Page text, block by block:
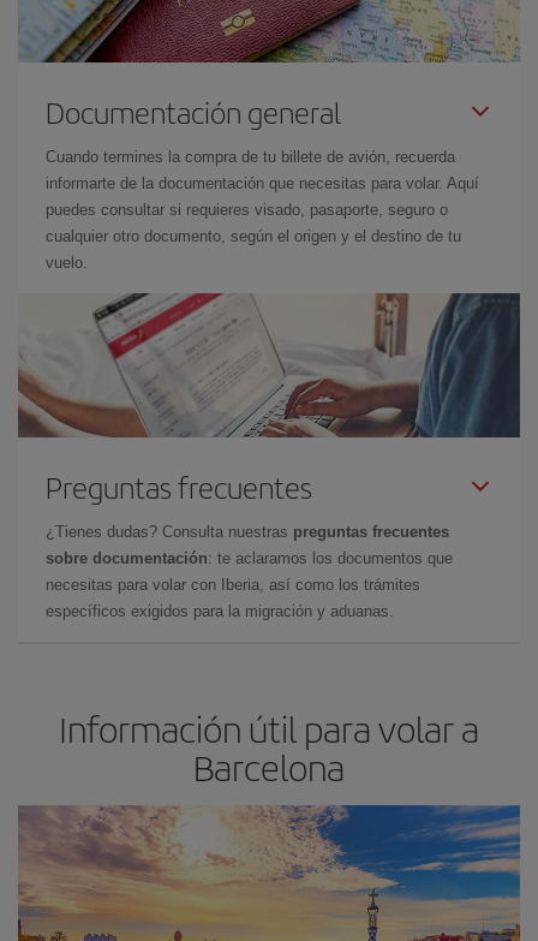
Documentación general
Cuando termines la compra de tu billete de avión, recuerda
informarte de la documentación que necesitas para volar. Aquí
puedes consultar si requieres visado, pasaporte, seguro o
cualquier otro documento, según el origen y el destino de tu
vuelo.
Preguntas frecuentes
¿Tienes dudas? Consulta nuestras preguntas frecuentes
sobre documentación: te aclaramos los documentos que
necesitas para volar con Iberia, así como los trámites
específicos exigidos para la migración y aduanas.
Información útil para volar a
Barcelona